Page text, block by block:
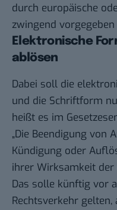
durch europäische
zwingend vorgegeben
Elektronische
ablösen
Dabei soll die
und die Schriftform
heißt es im
„Die Beendigung von
Kündigung oder
ihrer Wirksamkeit der
Das solle künftig vor
Rechtsverkehr